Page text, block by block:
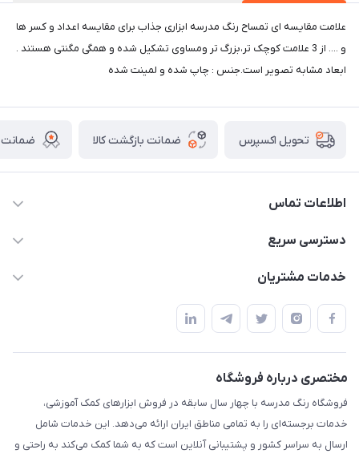
علامت مقایسه ای تمساح رنگ مدرسه ابزاری جذاب برای مقایسه اعداد و کسر ها
و .... از 3 علامت کوچک تر،بزرگ تر ومساوی تشکیل شده و همگی مگنتی هستند .
ابعاد مشابه تصویر است.جنس : چاپ شده و لمینت شده
تحویل اکسپرس ضمانت بازگشت کالا ضمانت
اطلاعات تماس
02136781755
دسترسی سریع
پلنر و دفتر
استایل معلم و دانش آموز
بازی و نمایش
تزئین کلاس
طرح های تشویقی
گیفت ها و جوایز
خدمات مشتریان
قوانین و مقررات
حریم خصوصی
مختصری درباره فروشگاه
فروشگاه رنگ مدرسه با چهار سال سابقه در فروش ابزارهای کمک آموزشی،
خدمات برجسته‌ای را به تمامی مناطق ایران ارائه می‌دهد. این خدمات شامل
ارسال به سراسر کشور و پشتیبانی آنلاین است که به شما کمک می‌کند به راحتی و